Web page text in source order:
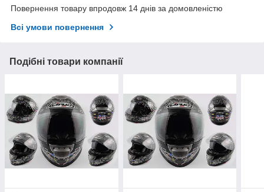
Повернення товару впродовж 14 днів за домовленістю
Всі умови повернення
Подібні товари компанії